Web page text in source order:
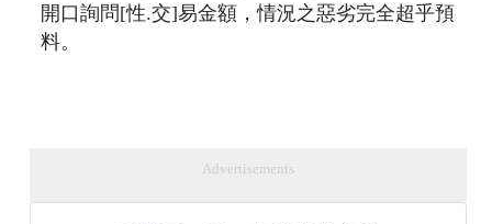
開口詢問[性.交]易金額，情況之惡劣完全超乎預
料。
Advertisements